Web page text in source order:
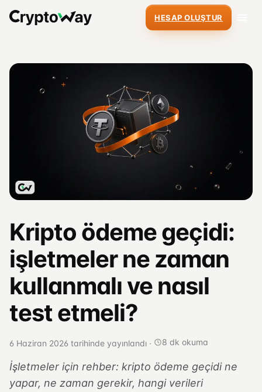
HESAP OLUŞTUR
Kripto ödeme geçidi:
işletmeler ne zaman
kullanmalı ve nasıl
test etmeli?
6 Haziran 2026 tarihinde yayınlandı · 8 dk okuma
İşletmeler için rehber: kripto ödeme geçidi ne
yapar, ne zaman gerekir, hangi verileri